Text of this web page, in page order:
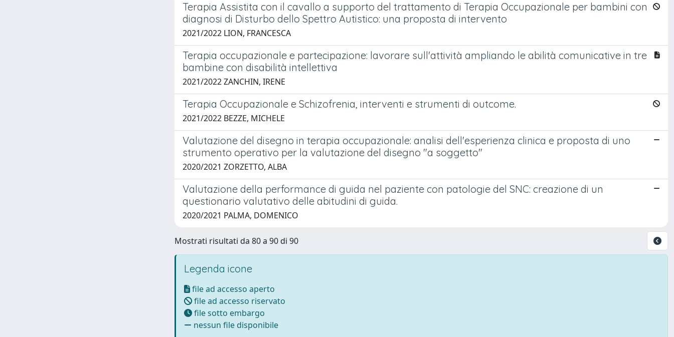
Terapia Assistita con il cavallo a supporto del trattamento di Terapia Occupazionale per bambini con
diagnosi di Disturbo dello Spettro Autistico: una proposta di intervento
2021/2022 LION, FRANCESCA
Terapia occupazionale e partecipazione: lavorare sull'attività ampliando le abilità comunicative in tre
bambine con disabilità intellettiva
2021/2022 ZANCHIN, IRENE
Terapia Occupazionale e Schizofrenia, interventi e strumenti di outcome.
2021/2022 BEZZE, MICHELE
Valutazione del disegno in terapia occupazionale: analisi dell'esperienza clinica e proposta di uno
strumento operativo per la valutazione del disegno "a soggetto"
2020/2021 ZORZETTO, ALBA
Valutazione della performance di guida nel paziente con patologie del SNC: creazione di un
questionario valutativo delle abitudini di guida.
2020/2021 PALMA, DOMENICO
Mostrati risultati da 80 a 90 di 90
Legenda icone
file ad accesso aperto
file ad accesso riservato
file sotto embargo
nessun file disponibile